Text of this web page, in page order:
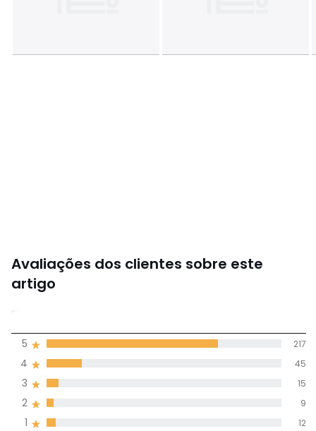
etiqueta do artigo
Avaliações dos clientes sobre este
artigo
4,5
(298)
1 12
2 9
3 15
4 45
5 217